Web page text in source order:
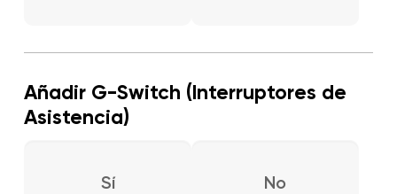
Añadir G-Switch (Interruptores de
Asistencia)
Sí No